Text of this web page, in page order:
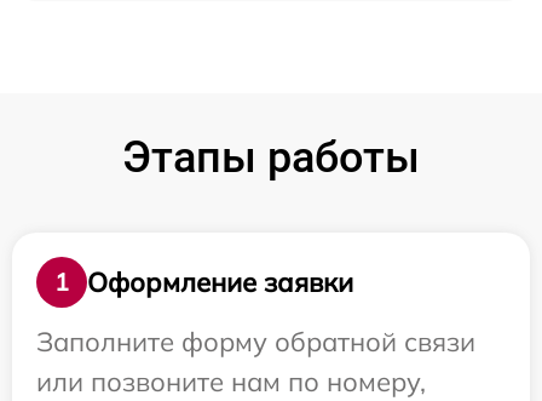
Этапы работы
1
Оформление заявки
Заполните форму обратной связи
или позвоните нам по номеру,